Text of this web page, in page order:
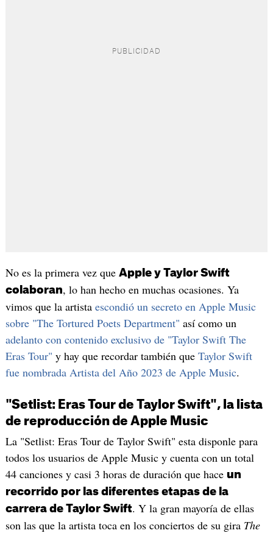
No es la primera vez que Apple y Taylor Swift
colaboran, lo han hecho en muchas ocasiones. Ya
vimos que la artista escondió un secreto en Apple Music
sobre "The Tortured Poets Department" así como un
adelanto con contenido exclusivo de "Taylor Swift The
Eras Tour" y hay que recordar también que Taylor Swift
fue nombrada Artista del Año 2023 de Apple Music.
"Setlist: Eras Tour de Taylor Swift", la lista
de reproducción de Apple Music
La "Setlist: Eras Tour de Taylor Swift" esta disponle para
todos los usuarios de Apple Music y cuenta con un total
44 canciones y casi 3 horas de duración que hace un
recorrido por las diferentes etapas de la
carrera de Taylor Swift. Y la gran mayoría de ellas
son las que la artista toca en los conciertos de su gira The